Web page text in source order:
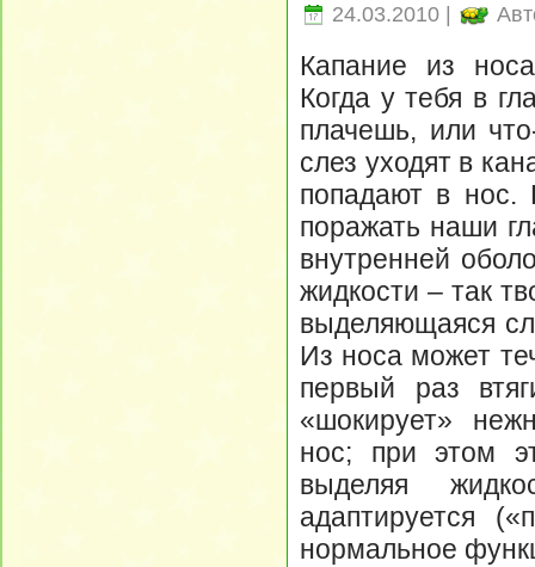
24.03.2010 |
Капание из
Когда у тебя в
плачешь, или
слез уходят в
попадают в нос.
поражать наши
внутренней
жидкости – так
выделяющаяся
Из носа может
первый раз
«шокирует»
нос; при этом
выделяя
адаптируется
нормальное